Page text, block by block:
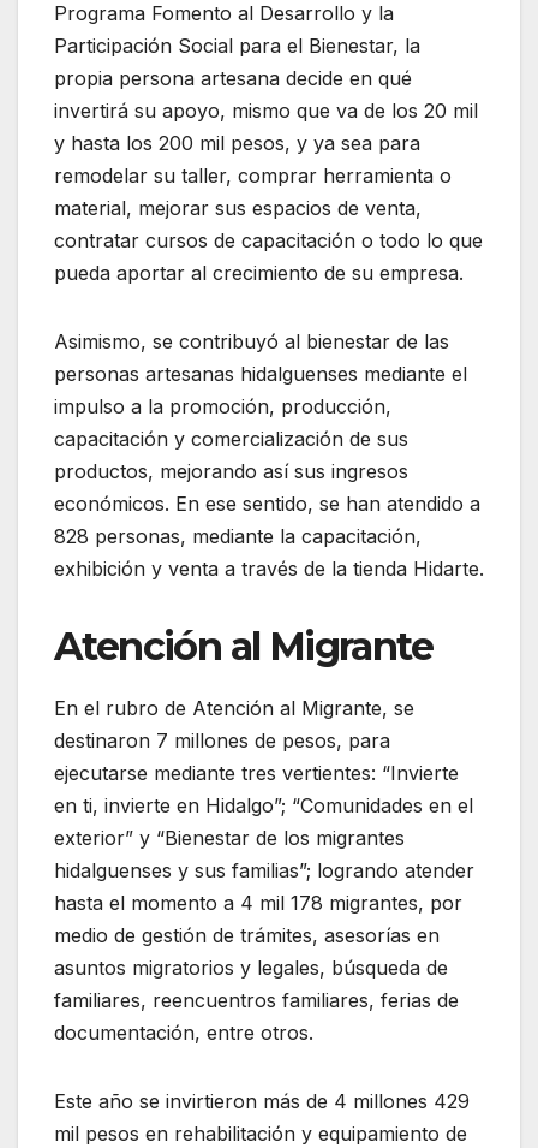
Programa Fomento al Desarrollo y la
Participación Social para el Bienestar, la
propia persona artesana decide en qué
invertirá su apoyo, mismo que va de los 20 mil
y hasta los 200 mil pesos, y ya sea para
remodelar su taller, comprar herramienta o
material, mejorar sus espacios de venta,
contratar cursos de capacitación o todo lo que
pueda aportar al crecimiento de su empresa.
Asimismo, se contribuyó al bienestar de las
personas artesanas hidalguenses mediante el
impulso a la promoción, producción,
capacitación y comercialización de sus
productos, mejorando así sus ingresos
económicos. En ese sentido, se han atendido a
828 personas, mediante la capacitación,
exhibición y venta a través de la tienda Hidarte.
Atención al Migrante
En el rubro de Atención al Migrante, se
destinaron 7 millones de pesos, para
ejecutarse mediante tres vertientes: “Invierte
en ti, invierte en Hidalgo”; “Comunidades en el
exterior” y “Bienestar de los migrantes
hidalguenses y sus familias”; logrando atender
hasta el momento a 4 mil 178 migrantes, por
medio de gestión de trámites, asesorías en
asuntos migratorios y legales, búsqueda de
familiares, reencuentros familiares, ferias de
documentación, entre otros.
Este año se invirtieron más de 4 millones 429
mil pesos en rehabilitación y equipamiento de